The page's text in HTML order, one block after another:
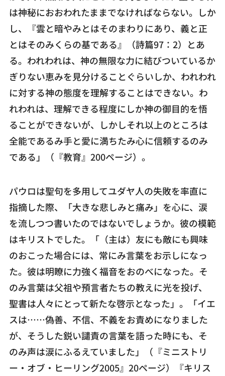
は神秘におおわれたままでなければならない。しか
し、『雲と暗やみとはそのまわりにあり、義と正
とはそのみくらの基である』（詩篇97：2）とあ
る。われわれは、神の無限な力に結びついているか
ぎりない恵みを見分けることぐらいしか、われわれ
に対する神の態度を理解することはできない。わ
れわれは、理解できる程度にしか神の御目的を悟
ることができないが、しかしそれ以上のところは
全能であるみ手と愛に満ちたみ心に信頼するのみ
である」（『教育』200ページ）。
パウロは聖句を多用してユダヤ人の失敗を率直に
指摘した際、「大きな悲しみと痛み」を心に、涙
を流しつつ書いたのではないでしょうか。彼の模範
はキリストでした。「（主は）友にも敵にも興味
のおこった場合には、常にみ言葉をお示しになっ
た。彼は明瞭に力強く福音をおのべになった。そ
のみ言葉は父祖や預言者たちの教えに光を投げ、
聖書は人々にとって新たな啓示となった」。「イエ
スは……偽善、不信、不義をお責めになりました
が、そうした鋭い譴責の言葉を語った時にも、そ
のみ声は涙にふるえていました」（『ミニストリ
ー・オブ・ヒーリング2005』20ページ）『キリス